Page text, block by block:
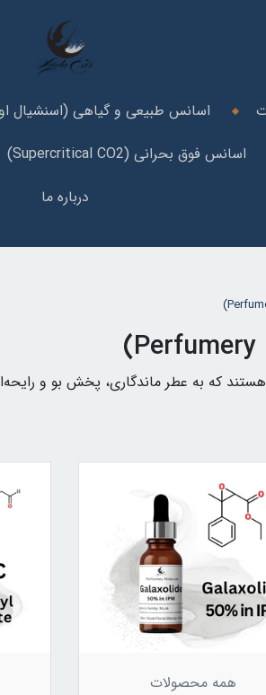
اسانس طبیعی و گیاهی (اسنشیال
اسانس فوق بحرانی (Supercritical CO2)
درباره ما
که به عطر ماندگاری، پخش بو و
همه محصولات